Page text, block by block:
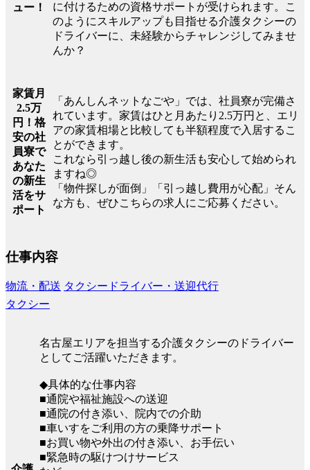
ュー！
に付けるための資格サポートが受けられます。こ
のようにスキルアップも目指せる介護タクシーの
ドライバーに、未経験からチャレンジしてみませ
んか？
家賃月
2.5万
円！格
安の社
員寮で
あなた
の新生
活をサ
ポート
「あんしんネットなごや」では、社員寮が完備さ
れています。家賃はひと月あたり2.5万円と、エリ
アの家賃相場と比較しても半額程度で入居するこ
とができます。
これなら引っ越し後の新生活も安心して始められ
ますね◎
「物件探しが面倒」「引っ越し費用が心配」そん
な方も、ぜひこちらの求人にご応募ください。
仕事内容
物流・配送 タクシードライバー・送迎代行
タクシー
名古屋エリアを担当する介護タクシーのドライバー
としてご活躍いただきます。
◆具体的な仕事内容
■通院や福祉施設への送迎
■通院の付き添い、院内での介助
■車いすをご利用の方の乗降サポート
■お買い物や外出の付き添い、お手伝い
■緊急時の駆けつけサービス